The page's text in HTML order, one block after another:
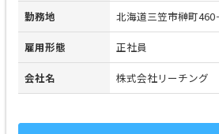
勤務地 北海道三笠市榊町460
雇用形態 正社員
会社名 株式会社リーチング